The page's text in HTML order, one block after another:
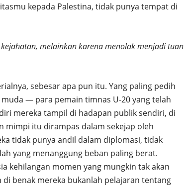
kepada Palestina, tidak punya tempat di
melainkan karena menolak menjadi tuan
sebesar apa pun itu. Yang paling pedih
— para pemain timnas U-20 yang telah
mereka tampil di hadapan publik sendiri, di
mimpi itu dirampas dalam sekejap oleh
tidak punya andil dalam diplomasi, tidak
yang menanggung beban paling berat.
kehilangan momen yang mungkin tak akan
benak mereka bukanlah pelajaran tentang